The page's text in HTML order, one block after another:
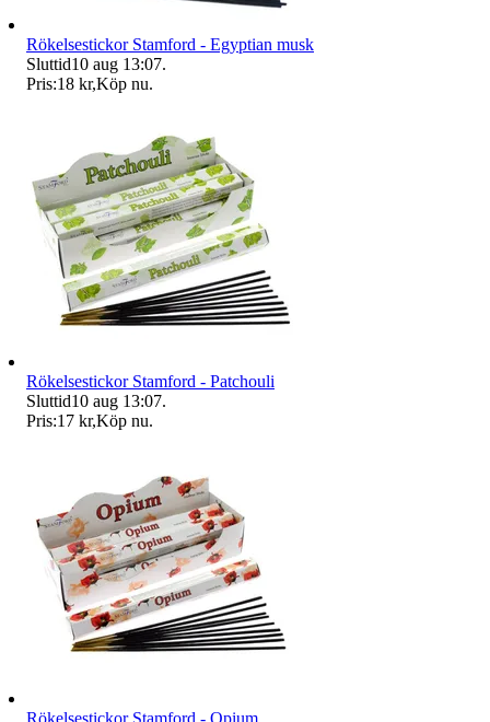
Rökelsestickor Stamford - Egyptian musk
Sluttid10 aug 13:07.
Pris:18 kr,Köp nu.
Rökelsestickor Stamford - Patchouli
Sluttid10 aug 13:07.
Pris:17 kr,Köp nu.
Rökelsestickor Stamford - Opium